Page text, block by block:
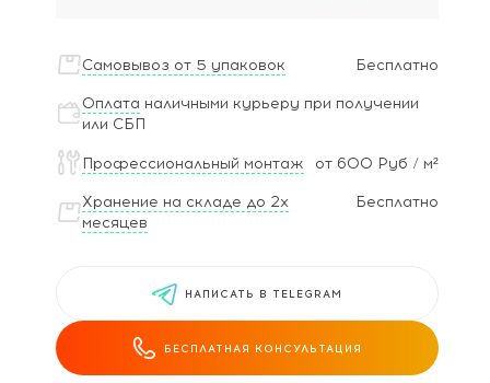
Самовывоз от 5 упаковок Бесплатно
Оплата наличными курьеру при получении
или СБП
Профессиональный монтаж от 600 Руб / м²
Хранение на складе до 2х
месяцев
Бесплатно
НАПИСАТЬ В TELEGRAM
БЕСПЛАТНАЯ КОНСУЛЬТАЦИЯ